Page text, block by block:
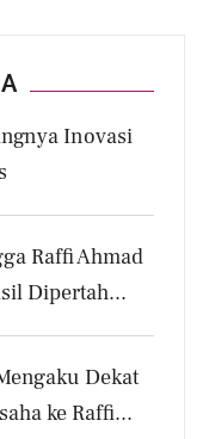
Inovasi
Raffi Ahmad
Dipertah...
Dekat
ke Raffi...